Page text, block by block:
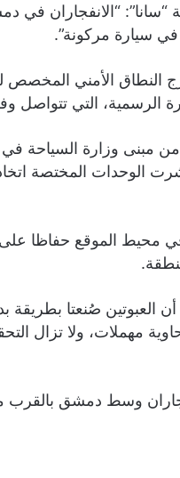
“سانا”: “الانفجاران في
سيارة مركونة”.
النطاق الأمني
الرسمية، التي تتواصل
من مبنى وزارة
الوحدات المختصة
محيط الموقع حفاظا
أن العبوتين صُنعتا
مهملات، ولا تزال
وسط دمشق بالقرب